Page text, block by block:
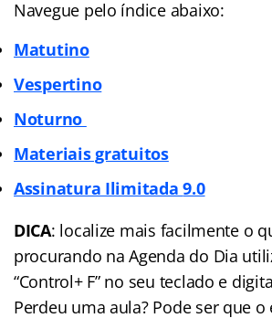
Navegue pelo índice abaixo:
Matutino
Vespertino
Noturno
Materiais gratuitos
Assinatura Ilimitada9.0
DICA: localize mais facilmente o
procurando na Agenda do Dia
“Control+ F” no seu teclado e
Perdeu uma aula? Pode ser que o